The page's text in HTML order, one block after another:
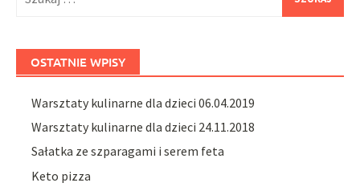
OSTATNIE WPISY
Warsztaty kulinarne dla dzieci 06.04.2019
Warsztaty kulinarne dla dzieci 24.11.2018
Sałatka ze szparagami i serem feta
Keto pizza